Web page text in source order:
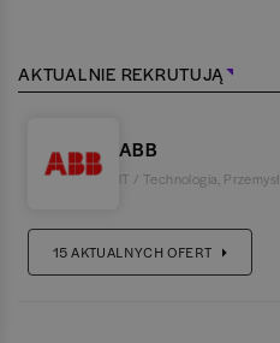
AKTUALNIE REKRUTUJĄ
ABB
IT / Technologia Przemysł
15AKTUALNYCH OFERT